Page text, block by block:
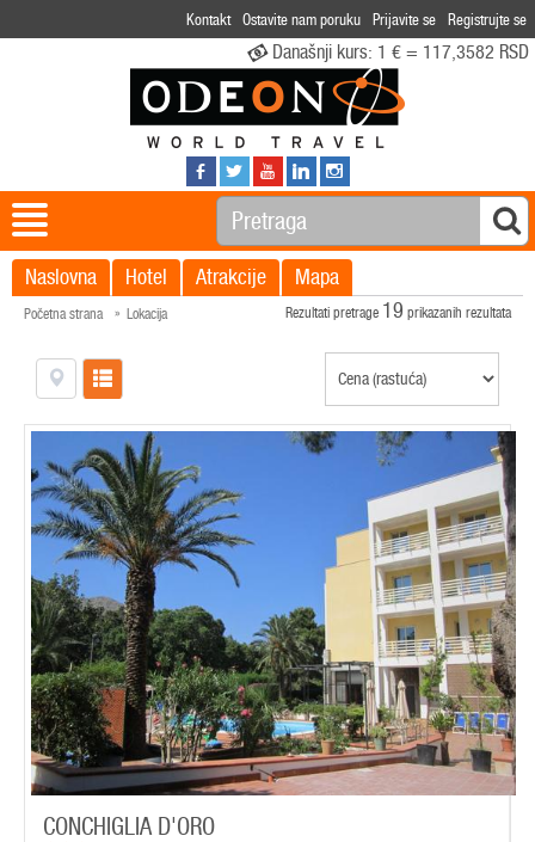
Kontakt Ostavite nam poruku Prijavite se Registrujte se
Današnji kurs: 1 € = 117,3582 RSD
Naslovna Hotel Atrakcije Mapa
Početna strana Lokacija Rezultati pretrage 19 prikazanih rezultata
CONCHIGLIA D'ORO